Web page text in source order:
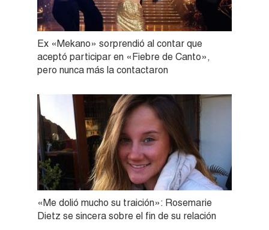
Ex «Mekano» sorprendió al contar que
aceptó participar en «Fiebre de Canto»,
pero nunca más la contactaron
«Me dolió mucho su traición»: Rosemarie
Dietz se sincera sobre el fin de su relación